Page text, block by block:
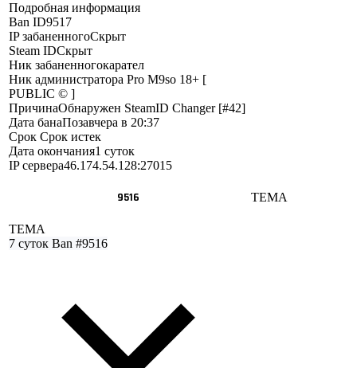
Подробная информация
Ban ID9517
IP забаненногоСкрыт
Steam IDСкрыт
Ник забаненногокарател
Ник администратора Pro M9so 18+ [
PUBLIC © ]
ПричинаОбнаружен SteamID Changer [#42]
Дата банаПозавчера в 20:37
Срок Срок истек
Дата окончания1 суток
IP сервера46.174.54.128:27015
9516 ТЕМА
ТЕМА
7 суток Ban #9516